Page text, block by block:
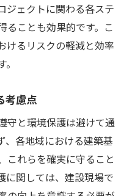
鉄骨工事の契約交渉
備とリサーチ
らす条件設定
コミュニケーション
書化
据えた交渉
ク管理の実践例
ジェクトに関わる各ステ
ることも効果的です。こ
けるリスクの軽減と効率
考慮点
守と環境保護は避けて通
、各地域における建築基
これらを確実に守ること
に関しては、建設現場で